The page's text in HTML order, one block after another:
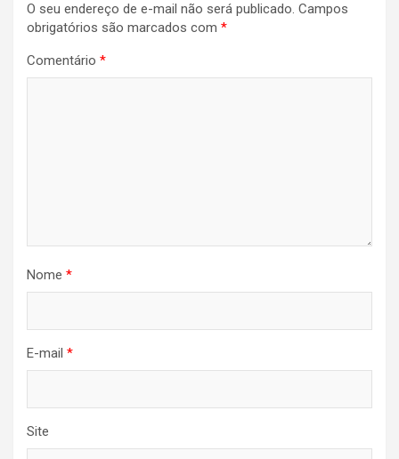
O seu endereço de e-mail não será publicado. Campos
obrigatórios são marcados com *
Comentário *
Nome *
E-mail *
Site